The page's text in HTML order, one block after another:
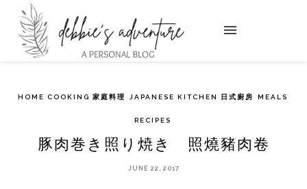
HOME COOKING 家庭料理 JAPANESE KITCHEN 日式廚房 MEALS
RECIPES
豚肉巻き照り焼き 照燒豬肉卷
JUNE 22, 2017